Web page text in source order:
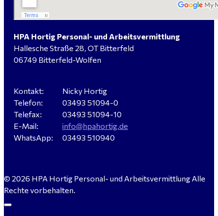
Planung / Überwachung - Bitterfeld-Wolfen
Hausmeister (m/w/d) für ein festes Objekt in
Verkäufer / Fachberater (m/w/d) - Baustoffe Fliesen -
für Dessau-Roßlau gesucht
gesucht - ab 4.500,00 €
HPA Hortig Personal- und Arbeitsvermittlung
Hallesche Straße 28, OT Bitterfeld
06749 Bitterfeld-Wolfen
Kontakt:
Telefon:
Telefax:
E-Mail:
WhatsApp:
Nicky Hortig
03493 51094-0
03493 51094-10
info@hpahortig.de
03493 510940
© 2026 HPA Hortig Personal- und Arbeitsvermittlung Alle
Rechte vorbehalten.